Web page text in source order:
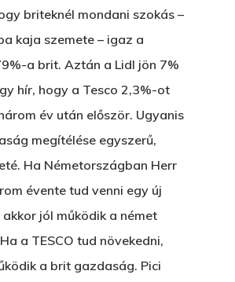
briteknél mondani szokás –
kaja szemete – igaz a
a brit. Aztán a Lidl jön 7%
hír, hogy a Tesco 2,3%-ot
év után először. Ugyanis
megítélése egyszerű,
Ha Németországban Herr
évente tud venni egy új
jól működik a német
a TESCO tud növekedni,
a brit gazdaság. Pici
Bolt
Könyveim
A Veszett Ügy
Szerelem És…
A Jóember
Egy Nyár
Ajándék – Karácsonyi
Novellák
Novellák
Álomszekrény
Eltojtuk Nyuszi
EGY LAKTANYÁT,
Rólam
Blog
Bristolt Látni
Feliratkozás
Kapcsolat